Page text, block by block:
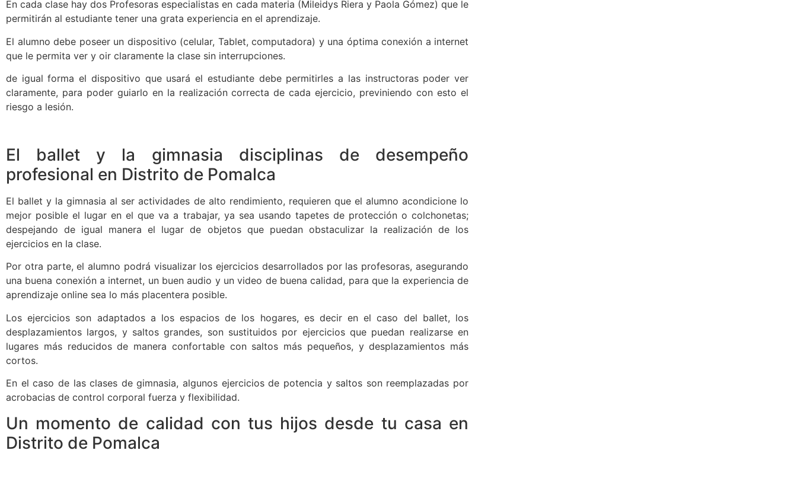
En cada clase hay dos Profesoras especialistas en cada materia (Mileidys Riera y Paola Gómez) que le
permitirán al estudiante tener una grata experiencia en el aprendizaje.
El alumno debe poseer un dispositivo (celular, Tablet, computadora) y una óptima conexión a internet
que le permita ver y oir claramente la clase sin interrupciones.
de igual forma el dispositivo que usará el estudiante debe permitirles a las instructoras poder ver
claramente, para poder guiarlo en la realización correcta de cada ejercicio, previniendo con esto el
riesgo a lesión.
El ballet y la gimnasia disciplinas de desempeño
profesional en Distrito de Pomalca
El ballet y la gimnasia al ser actividades de alto rendimiento, requieren que el alumno acondicione lo
mejor posible el lugar en el que va a trabajar, ya sea usando tapetes de protección o colchonetas;
despejando de igual manera el lugar de objetos que puedan obstaculizar la realización de los
ejercicios en la clase.
Por otra parte, el alumno podrá visualizar los ejercicios desarrollados por las profesoras, asegurando
una buena conexión a internet, un buen audio y un video de buena calidad, para que la experiencia de
aprendizaje online sea lo más placentera posible.
Los ejercicios son adaptados a los espacios de los hogares, es decir en el caso del ballet, los
desplazamientos largos, y saltos grandes, son sustituidos por ejercicios que puedan realizarse en
lugares más reducidos de manera confortable con saltos más pequeños, y desplazamientos más
cortos.
En el caso de las clases de gimnasia, algunos ejercicios de potencia y saltos son reemplazadas por
acrobacias de control corporal fuerza y flexibilidad.
Un momento de calidad con tus hijos desde tu casa en
Distrito de Pomalca